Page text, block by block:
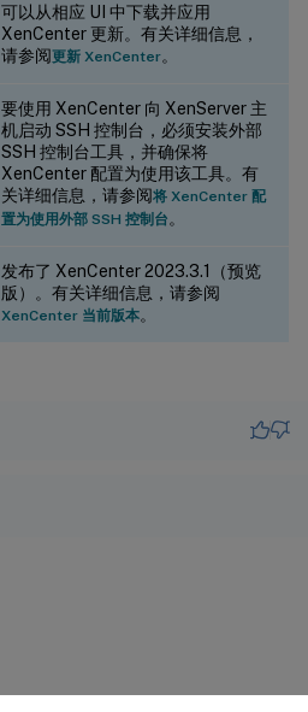
可以从相应 UI 中下载并应用
XenCenter 更新。有关详细信息，
请参阅更新 XenCenter。
要使用 XenCenter 向 XenServer 主
机启动 SSH 控制台，必须安装外部
SSH 控制台工具，并确保将
XenCenter 配置为使用该工具。有
关详细信息，请参阅将 XenCenter 配
置为使用外部 SSH 控制台 。
发布了 XenCenter 2023.3.1（预览
版）。有关详细信息，请参阅
XenCenter 当前版本。